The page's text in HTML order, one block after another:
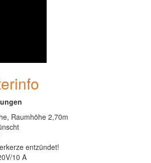
Raumhöhe 2,70m
entzündet!
10 A